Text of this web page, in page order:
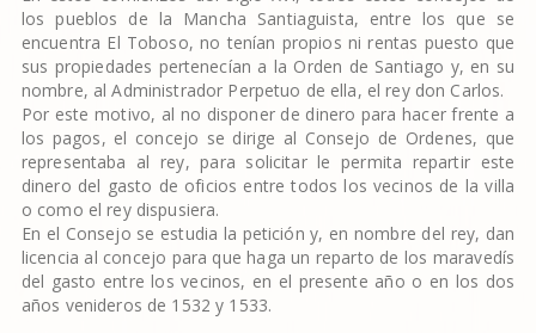
los pueblos de la Mancha Santiaguista, entre los que se
encuentra El Toboso, no tenían propios ni rentas puesto que
sus propiedades pertenecían a la Orden de Santiago y, en su
nombre, al Administrador Perpetuo de ella, el rey don Carlos.
Por este motivo, al no disponer de dinero para hacer frente a
los pagos, el concejo se dirige al Consejo de Ordenes, que
representaba al rey, para solicitar le permita repartir este
dinero del gasto de oficios entre todos los vecinos de la villa
o como el rey dispusiera.
En el Consejo se estudia la petición y, en nombre del rey, dan
licencia al concejo para que haga un reparto de los maravedís
del gasto entre los vecinos, en el presente año o en los dos
años venideros de 1532 y 1533.